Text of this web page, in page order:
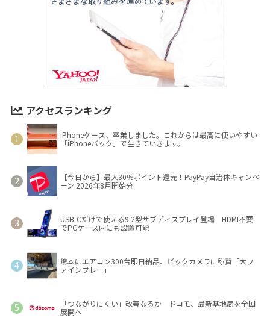
アクセスランキング
iPhoneケース、卒業しました。これからは最高に使いやすい
「iPhoneバック」で生きていきます。
【今日から】最大30％ポイント還元！PayPay自治体キャンペ
ーン 2026年8月開始分
USB-Cだけで使える9.2型サブディスプレイ登場 HDMI不要
でPCケース内にも設置可能
熊本にエアコン300台即日納品、ビックカメラに称賛「大フ
ァインプレー」
「つながりにくい」改善なるか ドコモ、最新基地局を全国
展開へ